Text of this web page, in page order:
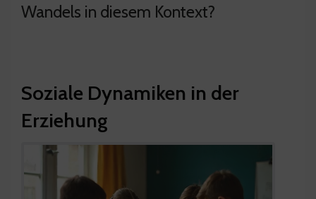
Wandels in diesem Kontext?
Soziale Dynamiken in der
Erziehung